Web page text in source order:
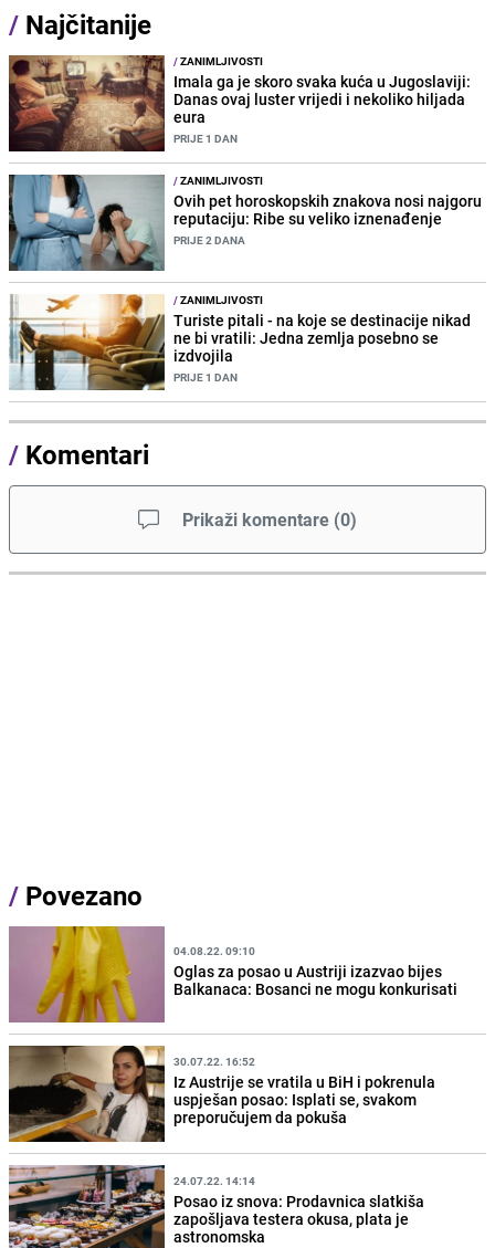
/ Najčitanije
/ZANIMLJIVOSTI
Imala ga je skoro svaka kuća u Jugoslaviji:
Danas ovaj luster vrijedi i nekoliko hiljada
eura
PRIJE 1 DAN
/ZANIMLJIVOSTI
Ovih pet horoskopskih znakova nosi najgoru
reputaciju: Ribe su veliko iznenađenje
PRIJE 2 DANA
/ZANIMLJIVOSTI
Turiste pitali - na koje se destinacije nikad
ne bi vratili: Jedna zemlja posebno se
izdvojila
PRIJE 1 DAN
/ Komentari
Prikaži komentare (0)
/ Povezano
04.08.22. 09:10
Oglas za posao u Austriji izazvao bijes
Balkanaca: Bosanci ne mogu konkurisati
30.07.22. 16:52
Iz Austrije se vratila u BiH i pokrenula
uspješan posao: Isplati se, svakom
preporučujem da pokuša
24.07.22. 14:14
Posao iz snova: Prodavnica slatkiša
zapošljava testera okusa, plata je
astronomska